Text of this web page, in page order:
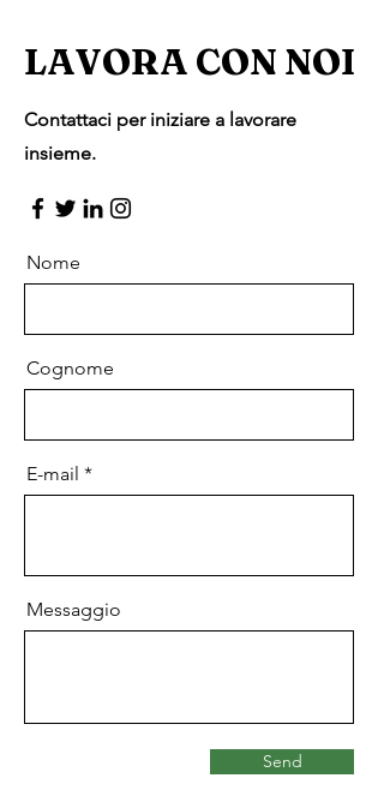
LAVORA CON NOI
Contattaci per iniziare a lavorare
insieme.
Nome
Cognome
E-mail
Messaggio
Send